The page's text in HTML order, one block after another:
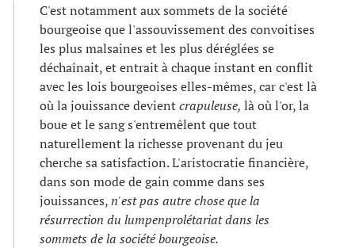
C'est notamment aux sommets de la société
bourgeoise que l'assouvissement des convoitises
les plus malsaines et les plus déréglées se
déchaînait, et entrait à chaque instant en conflit
avec les lois bourgeoises elles-mêmes, car c'est là
où la jouissance devientcrapuleuse, là où l'or, la
boue et le sang s'entremêlent que tout
naturellement la richesse provenant du jeu
cherche sa satisfaction. L'aristocratie financière,
dans son mode de gain comme dans ses
jouissances,n'est pas autre chose que la
résurrection du lumpenprolétariat dans les
sommets de la société bourgeoise.